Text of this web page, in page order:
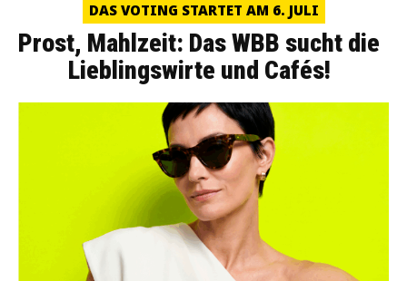
DAS VOTING STARTET AM 6. JULI
Prost, Mahlzeit: Das WBB sucht die
Lieblingswirte und Cafés!